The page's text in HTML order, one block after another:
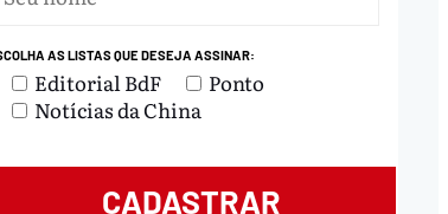
AS LISTAS QUE DESEJA ASSINAR:
Editorial BdF
Ponto
Notícias da China